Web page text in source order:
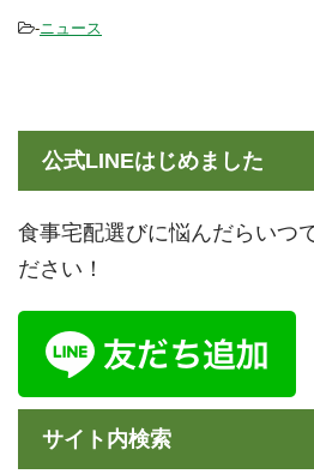
-ニュース
公式LINEはじめました
食事宅配選びに悩んだらいつ
ださい！
サイト内検索